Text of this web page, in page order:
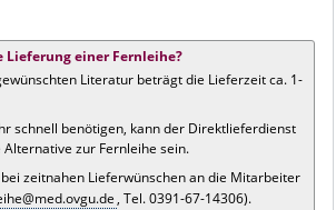
Lieferung einer Fernleihe?
Literatur beträgt die Lieferzeit ca. 1-
schnell benötigen, kann der Direktlieferdienst
Alternative zur Fernleihe sein.
zeitnahen Lieferwünschen an die Mitarbeiter
, Tel. 0391-67-14306).